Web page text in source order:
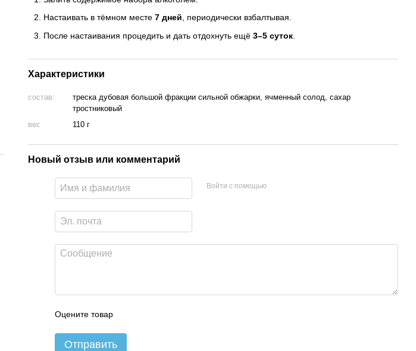
Настаивать в тёмном месте 7 дней , периодически взбалтывая.
После настаивания процедить и дать отдохнуть ещё 3–5 суток
Характеристики
состав:
треска дубовая большой фракции сильной обжарки, ячменный солод, сахар
тростниковый
вес
110 г
Новый отзыв или комментарий
Войти с помощью
Оцените товар
Отправить